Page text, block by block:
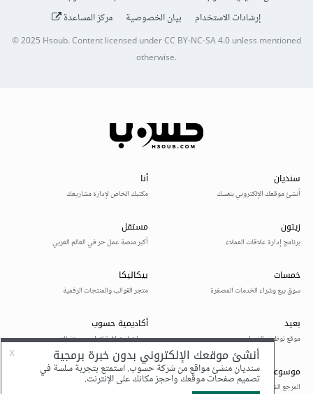
إرشادات الاستخدام
بيان الخصوصية مركز المساعدة
© 2025Hsoub.Content licensed underCC BY-NC-SA 4.0unless mentioned
otherwise.